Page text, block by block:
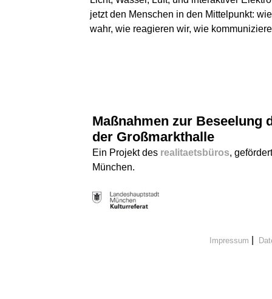
jetzt den Menschen in den Mittelpunkt:
wahr, wie reagieren wir, wie
Maßnahmen zur Beseelung
der Großmarkthalle
Ein Projekt des realitaetsbüros,
München.
Impressum |